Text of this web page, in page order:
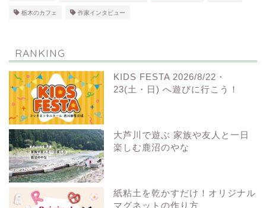
栃木のカフェ 作家インタビュー
RANKING
KIDS FESTA 2026/8/22・
23(土・日) へ遊びに行こう！
大芦川で遊ぶ 家族や友人と一日
楽しむ鹿沼のやな
紙粘土を乾かすだけ！オリジナル
マグネットの作り方